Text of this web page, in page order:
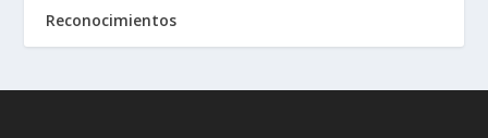
Reconocimientos